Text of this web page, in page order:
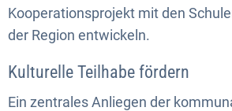
Kooperationsprojekt mit den
der Region entwickeln.
Kulturelle Teilhabe fördern
Ein zentrales Anliegen der